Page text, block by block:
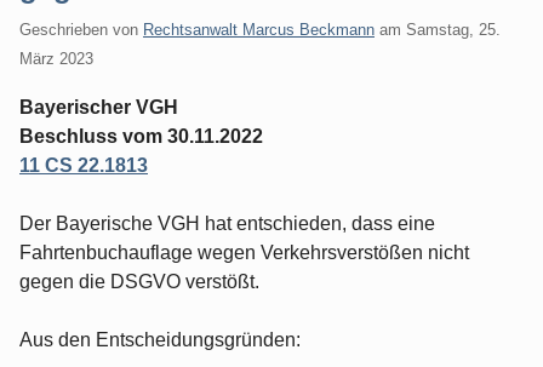
Geschrieben von Rechtsanwalt Marcus Beckmann am Samstag, 25.
März 2023
Bayerischer VGH
Beschluss vom 30.11.2022
11 CS 22.1813
Der Bayerische VGH hat entschieden, dass eine
Fahrtenbuchauflage wegen Verkehrsverstößen nicht
gegen die DSGVO verstößt.
Aus den Entscheidungsgründen: